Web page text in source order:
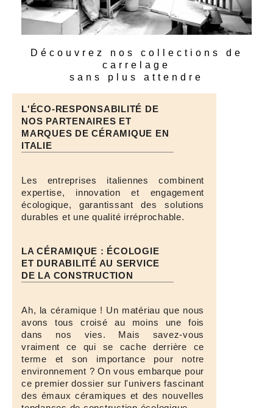
Découvrez nos collections de
carrelage
sans plus attendre
L'ÉCO-RESPONSABILITÉ DE
NOS PARTENAIRES ET
MARQUES DE CÉRAMIQUE EN
ITALIE
Les entreprises italiennes combinent
expertise, innovation et engagement
écologique, garantissant des solutions
durables et une qualité irréprochable.
LA CÉRAMIQUE : ÉCOLOGIE
ET DURABILITÉ AU SERVICE
DE LA CONSTRUCTION
Ah, la céramique ! Un matériau que nous
avons tous croisé au moins une fois
dans nos vies. Mais savez-vous
vraiment ce qui se cache derrière ce
terme et son importance pour notre
environnement ? On vous embarque pour
ce premier dossier sur l'univers fascinant
des émaux céramiques et des nouvelles